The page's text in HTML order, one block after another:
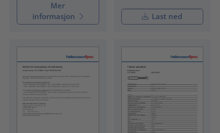
Mer
informasjon
Last ned